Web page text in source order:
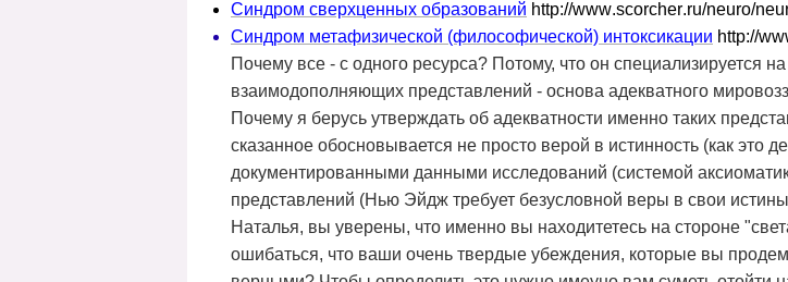
Синдром сверхценных образований http://www.scorcher.ru/neuro/
Синдром метафизической (философической) интоксикации http://
Почему все - с одного ресурса? Потому, что он специализируется
взаимодополняющих представлений - основа адекватного
Почему я берусь утверждать об адекватности именно таких
сказанное обосновывается не просто верой в истинность (как
документированными данными исследований (системой
представлений (Нью Эйдж требует безусловной веры в свои
Наталья, вы уверены, что именно вы находитетесь на стороне
ошибаться, что ваши очень твердые убеждения, которые вы